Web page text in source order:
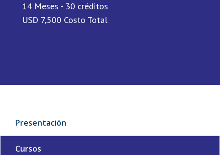
14 Meses - 30 créditos
USD 7,500 Costo Total
Presentación
Cursos